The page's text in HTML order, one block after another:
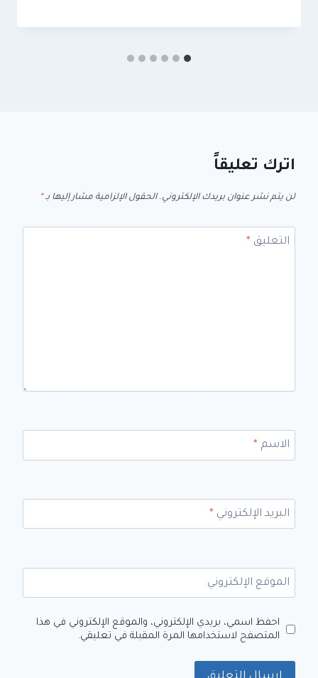
اترك تعليقاً
لن يتم نشر عنوان بريدك الإلكتروني. الحقول الإلزامية مشار إليها بـ*
التعليق*
الاسم*
البريد الإلكتروني*
الموقع الإلكتروني
احفظ اسمي، بريدي الإلكتروني، والموقع الإلكتروني في هذا
المتصفح لاستخدامها المرة المقبلة في تعليقي.